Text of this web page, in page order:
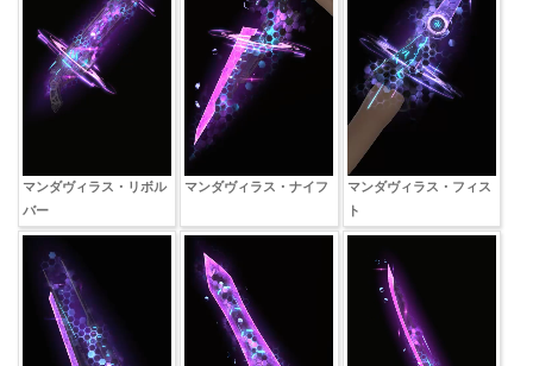
マンダヴィラス・リボル
バー
マンダヴィラス・ナイフ
マンダヴィラス・フィス
ト